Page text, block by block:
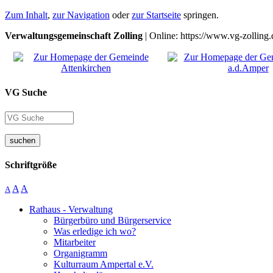
Zum Inhalt, zur Navigation oderzur Startseite springen.
Verwaltungsgemeinschaft Zolling | Online: https://www.vg-
VG Suche
suchen
Schriftgröße
A A A
Rathaus - Verwaltung
Bürgerbüro und Bürgerservice
Was erledige ich wo?
Mitarbeiter
Organigramm
Kulturraum Ampertal e.V.